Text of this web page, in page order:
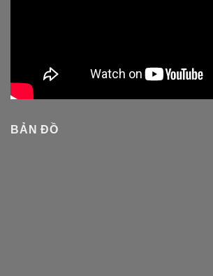
BẢN ĐỒ